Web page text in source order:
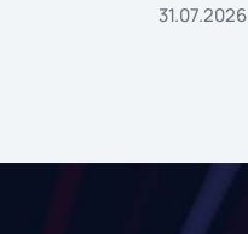
31.07.2026